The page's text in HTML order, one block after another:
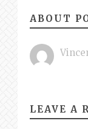
ABOUT
LEAVE A